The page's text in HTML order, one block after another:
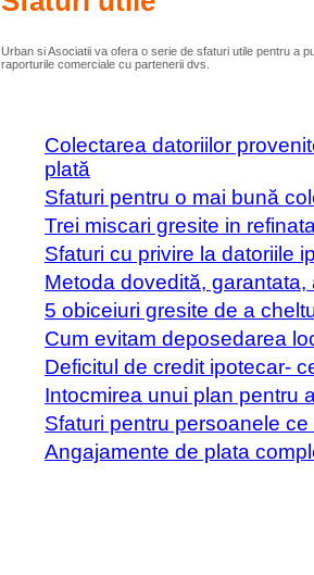
Urban si Asociatii va ofera o serie de sfaturi utile pentru a
raporturile comerciale cu partenerii dvs.
Colectarea datoriilor
plată
Sfaturi pentru o mai bună
Trei miscari gresite in
Sfaturi cu privire la datoriile
Metoda dovedită,
5 obiceiuri gresite de a
Cum evitam deposedarea
Deficitul de credit ipotecar-
Intocmirea unui plan pentru
Sfaturi pentru persoanele
Angajamente de plata